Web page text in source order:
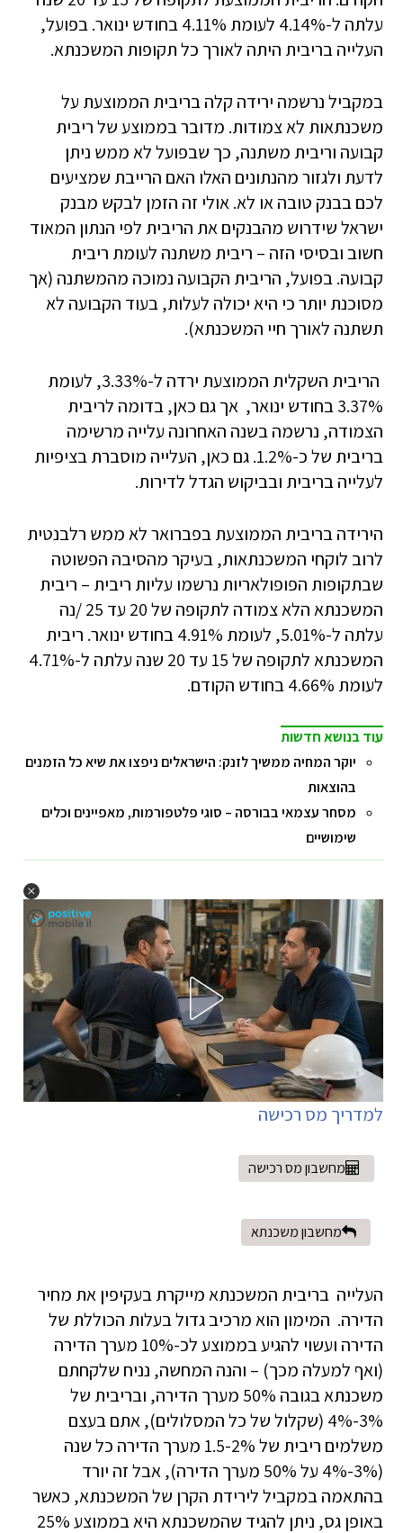
עלתה ל-4.14% לעומת 4.11% בחודש ינואר. בפועל,
העלייה בריבית היתה לאורך כל תקופות המשכנתא.
במקביל נרשמה ירידה קלה בריבית הממוצעת על
משכנתאות לא צמודות. מדובר בממוצע של ריבית
קבועה וריבית משתנה, כך שבפועל לא ממש ניתן
לדעת ולגזור מהנתונים האלו האם הרייבת שמציעים
לכם בבנק טובה או לא. אולי זה הזמן לבקש מבנק
ישראל שידרוש מהבנקים את הריבית לפי הנתון המאוד
חשוב ובסיסי הזה – ריבית משתנה לעומת ריבית
קבועה. בפועל, הריבית הקבועה נמוכה מהמשתנה (אך
מסוכנת יותר כי היא יכולה לעלות, בעוד הקבועה לא
תשתנה לאורך חיי המשכנתא).
הריבית השקלית הממוצעת ירדה ל-3.33%, לעומת
3.37% בחודש ינואר, אך גם כאן, בדומה לריבית
הצמודה, נרשמה בשנה האחרונה עלייה מרשימה
בריבית של כ-1.2%. גם כאן, העלייה מוסברת בציפיות
לעלייה בריבית ובביקוש הגדל לדירות.
הירידה בריבית הממוצעת בפברואר לא ממש רלבנטית
לרוב לוקחי המשכנתאות, בעיקר מהסיבה הפשוטה
שבתקופות הפופולאריות נרשמו עליות ריבית – ריבית
המשכנתא הלא צמודה לתקופה של 20 עד 25 /נה
עלתה ל-5.01%, לעומת 4.91% בחודש ינואר. ריבית
המשכנתא לתקופה של 15 עד 20 שנה עלתה ל-4.71%
לעומת 4.66% בחודש הקודם.
עוד בנושא חדשות
יוקר המחיה ממשיך לזנק: הישראלים ניפצו את שיא כל הזמנים
בהוצאות
מסחר עצמאי בבורסה – סוגי פלטפורמות, מאפיינים וכלים
שימושיים
למדריך מס רכישה
מחשבון מס רכישה
מחשבון משכנתא
העלייה בריבית המשכנתא מייקרת בעקיפין את מחיר
הדירה. המימון הוא מרכיב גדול בעלות הכוללת של
הדירה ועשוי להגיע בממוצע לכ-10% מערך הדירה
(ואף למעלה מכך) – והנה המחשה, נניח שלקחתם
משכנתא בגובה 50% מערך הדירה, ובריבית של
3%-4% (שקלול של כל המסלולים), אתם בעצם
משלמים ריבית של 1.5-2% מערך הדירה כל שנה
(3%-4% על 50% מערך הדירה), אבל זה יורד
בהתאמה במקביל לירידת הקרן של המשכנתא, כאשר
באופן גס, ניתן להגיד שהמשכנתא היא בממוצע 25%